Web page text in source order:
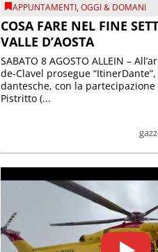
APPUNTAMENTI,OGGI & DOMANI
COSA FARE NEL FINE
VALLE D’AOSTA
SABATO 8 AGOSTO ALLEIN –
de-Clavel prosegue
dantesche, con la
Pistritto (...